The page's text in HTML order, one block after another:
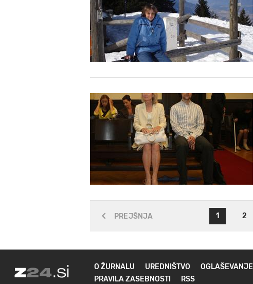
PREJŠNJA 1 2
O ŽURNALU UREDNIŠTVO OGLAŠEVANJE
PRAVILA ZASEBNOSTI
RSS